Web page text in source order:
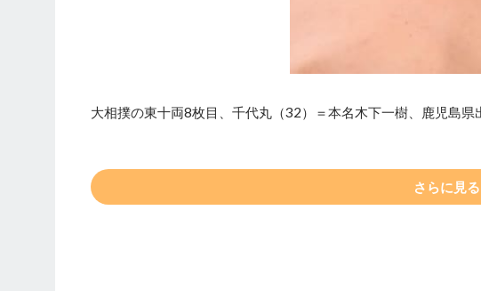
大相撲の東十両8枚目、千代丸（32）＝本名木下一樹、鹿児島
さらに見る